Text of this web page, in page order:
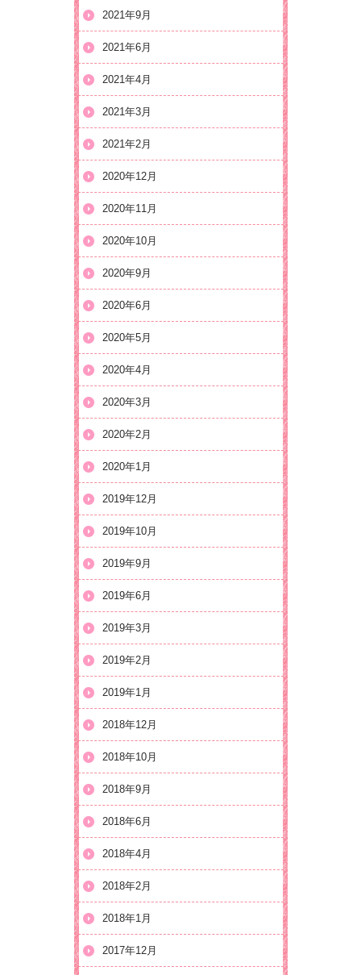
2021年9月
2021年6月
2021年4月
2021年3月
2021年2月
2020年12月
2020年11月
2020年10月
2020年9月
2020年6月
2020年5月
2020年4月
2020年3月
2020年2月
2020年1月
2019年12月
2019年10月
2019年9月
2019年6月
2019年3月
2019年2月
2019年1月
2018年12月
2018年10月
2018年9月
2018年6月
2018年4月
2018年2月
2018年1月
2017年12月